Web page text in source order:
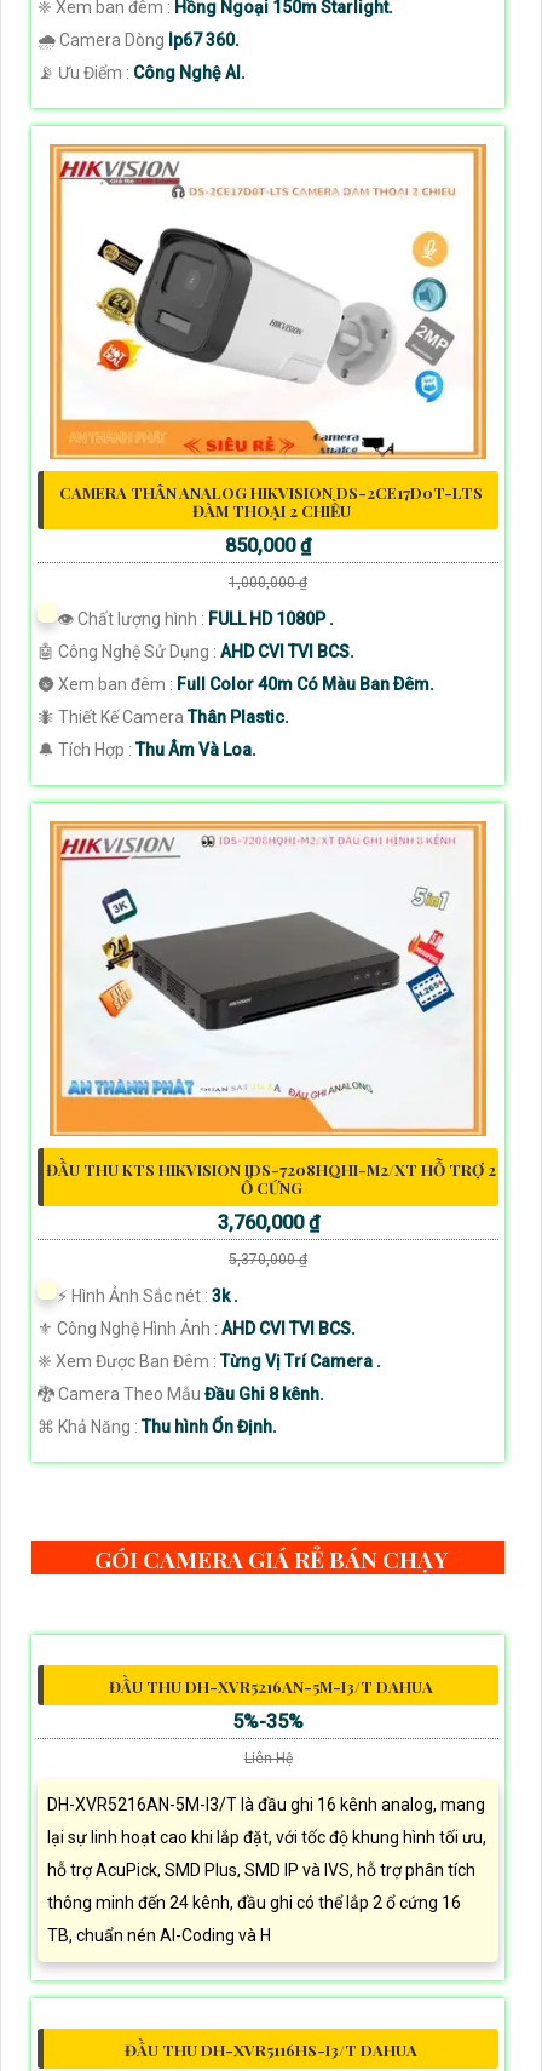
❈ Xem ban đêm : Hồng Ngoại 150m Starlight.
🌧️ Camera Dòng Ip67 360.
️📡 Ưu Điểm : Công Nghệ AI.
CAMERA THÂN ANALOG HIKVISION DS-2CE17D0T-LTS
ĐÀM THOẠI 2 CHIỀU
850,000 ₫
1,000,000 ₫
👁 Chất lượng hình : FULL HD 1080P .
🤖️ Công Nghệ Sử Dụng : AHD CVI TVI BCS.
🌚 Xem ban đêm : Full Color 40m Có Màu Ban Ðêm.
🐜 Thiết Kế CameraThân Plastic.
️🔔 Tích Hợp :Thu Âm Và Loa.
ĐẦU THU KTS HIKVISION IDS-7208HQHI-M2/XT HỖ TRỢ 2
Ổ CỨNG
3,760,000 ₫
5,370,000 ₫
️⚡ Hình Ảnh Sắc nét : 3k .
⚜️ Công Nghệ Hình Ảnh : AHD CVI TVI BCS.
❈ Xem Được Ban Đêm :Từng Vị Trí Camera .
🐉️ Camera Theo Mẫu Đầu Ghi 8 kênh.
️⌘ Khả Năng :Thu hình Ổn Định.
GÓI CAMERA GIÁ RẺ BÁN CHẠY
ĐẦU THU DH-XVR5216AN-5M-I3/T DAHUA
5%-35%
Liên Hệ
DH-XVR5216AN-5M-I3/T là đầu ghi 16 kênh analog, mang
lại sự linh hoạt cao khi lắp đặt, với tốc độ khung hình tối ưu,
hỗ trợ AcuPick, SMD Plus, SMD IP và IVS, hỗ trợ phân tích
thông minh đến 24 kênh, đầu ghi có thể lắp 2 ổ cứng 16
TB, chuẩn nén AI-Coding và H
ĐẦU THU DH-XVR5116HS-I3/T DAHUA